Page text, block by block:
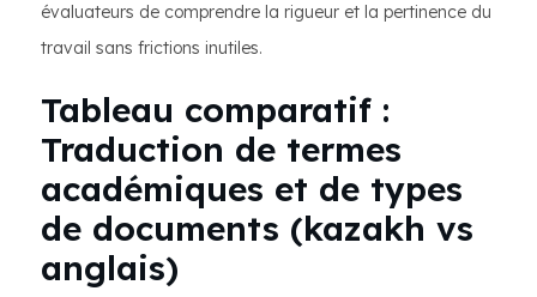
évaluateurs de comprendre la rigueur et la pertinence du
travail sans frictions inutiles.
Tableau comparatif :
Traduction de termes
académiques et de types
de documents (kazakh vs
anglais)